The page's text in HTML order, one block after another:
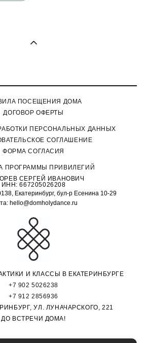
ПОСЕЩЕНИЯ ДОМА
ДОГОВОР ОФЕРТЫ
ПЕРСОНАЛЬНЫХ ДАННЫХ
СОГЛАШЕНИЕ
ФОРМА СОГЛАСИЯ
ПРОГРАММЫ ПРИВИЛЕГИЙ
СЕРГЕЙ ИВАНОВИЧ
ИНН: 667205026208
Екатеринбург, бул-р Есенина 10-29
hello@domholydance.ru
И КЛАССЫ В ЕКАТЕРИНБУРГЕ
+7 902 5026238
+7 912 2856936
УЛ. ЛУНАЧАРСКОГО, 221
ДО ВСТРЕЧИ ДОМА!